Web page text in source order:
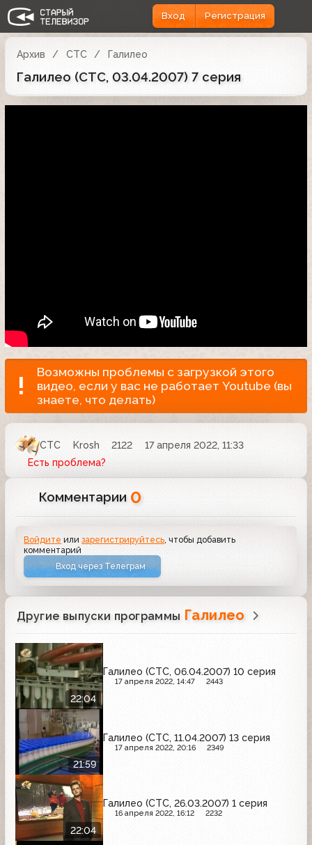
Вход Регистрация
Архив СТС Галилео
Галилео (СТС, 03.04.2007) 7 серия
Возможны проблемы с загрузкой этого
видео, если у вас не работает Youtube (вы
знаете, что делать)
СТС Krosh 2122
17 апреля 2022, 11:33
Есть проблема?
Комментарии 0
Войдите илизарегистрируйтесь , чтобы добавить
комментарий
Вход через Телеграм
Другие выпуски программы Галилео
22:04
Галилео (СТС, 06.04.2007) 10 серия
17 апреля 2022, 14:47 2443
21:59
Галилео (СТС, 11.04.2007) 13 серия
17 апреля 2022, 20:16 2349
22:04
Галилео (СТС, 26.03.2007) 1 серия
16 апреля 2022, 16:12 2232